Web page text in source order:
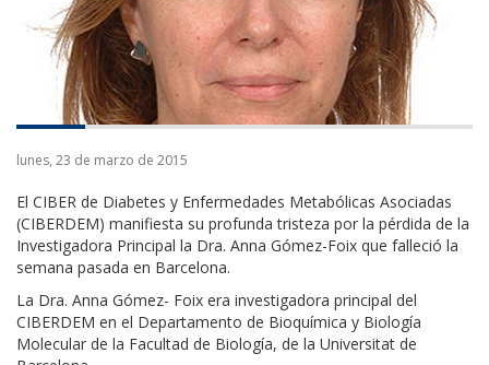
lunes, 23 de marzo de 2015
El CIBER de Diabetes y Enfermedades Metabólicas Asociadas
(CIBERDEM) manifiesta su profunda tristeza por la pérdida de la
Investigadora Principal la Dra. Anna Gómez-Foix que falleció la
semana pasada en Barcelona.
La Dra. Anna Gómez- Foix era investigadora principal del
CIBERDEM en el Departamento de Bioquímica y Biología
Molecular de la Facultad de Biología, de la Universitat de